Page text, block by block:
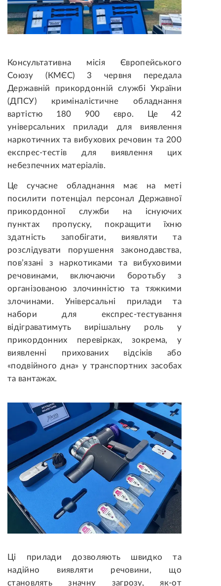
Консультативна місія Європейського
Союзу (КМЄС) 3 червня передала
Державній прикордонній службі України
(ДПСУ) криміналістичне обладнання
вартістю 180 900 євро. Це 42
універсальних прилади для виявлення
наркотичних та вибухових речовин та 200
експрес-тестів для виявлення цих
небезпечних матеріалів.
Це сучасне обладнання має на меті
посилити потенціал персонал Державної
прикордонної служби на існуючих
пунктах пропуску, покращити їхню
здатність запобігати, виявляти та
розслідувати порушення законодавства,
пов’язані з наркотиками та вибуховими
речовинами, включаючи боротьбу з
організованою злочинністю та тяжкими
злочинами. Універсальні прилади та
набори для експрес-тестування
відіграватимуть вирішальну роль у
прикордонних перевірках, зокрема, у
виявленні прихованих відсіків або
«подвійного дна» у транспортних засобах
та вантажах.
Ці прилади дозволяють швидко та
надійно виявляти речовини, що
становлять значну загрозу, як-от